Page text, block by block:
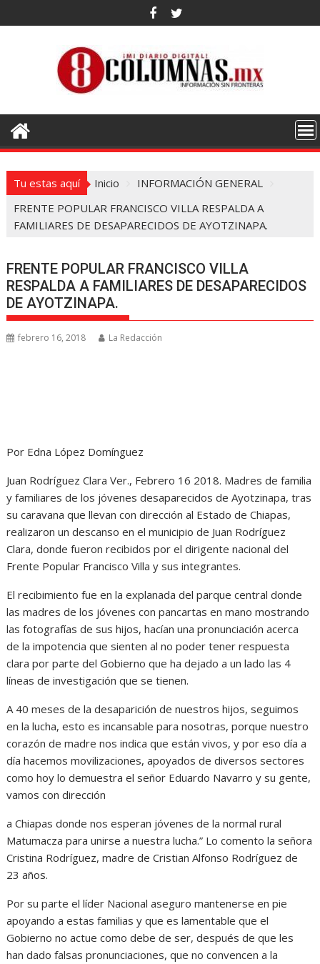
al
Tu estas aquí Inicio
INFORMACIÓN GENERAL
FRENTE POPULAR FRANCISCO VILLA RESPALDA A
FAMILIARES DE DESAPARECIDOS DE AYOTZINAPA.
FRENTE POPULAR FRANCISCO VILLA
RESPALDA A FAMILIARES DE DESAPARECIDOS
DE AYOTZINAPA.
febrero 16, 2018 La Redacción
Por Edna López Domínguez
Juan Rodríguez Clara Ver., Febrero 16 2018. Madres de familia
y familiares de los jóvenes desaparecidos de Ayotzinapa, tras
su caravana que llevan con dirección al Estado de Chiapas,
realizaron un descanso en el municipio de Juan Rodríguez
Clara, donde fueron recibidos por el dirigente nacional del
Frente Popular Francisco Villa y sus integrantes.
El recibimiento fue en la explanada del parque central donde
las madres de los jóvenes con pancartas en mano mostrando
las fotografías de sus hijos, hacían una pronunciación acerca
de la impotencia que sienten al no poder tener respuesta
clara por parte del Gobierno que ha dejado a un lado las 4
líneas de investigación que se tienen.
A 40 meses de la desaparición de nuestros hijos, seguimos
en la lucha, esto es incansable para nosotras, porque nuestro
corazón de madre nos indica que están vivos, y por eso día a
día hacemos movilizaciones, apoyados de diversos sectores
como hoy lo demuestra el señor Eduardo Navarro y su gente,
vamos con dirección
a Chiapas donde nos esperan jóvenes de la normal rural
Matumacza para unirse a nuestra lucha.” Lo comento la señora
Cristina Rodríguez, madre de Cristian Alfonso Rodríguez de
23 años.
Por su parte el líder Nacional aseguro mantenerse en pie
apoyando a estas familias y que es lamentable que el
Gobierno no actue como debe de ser, después de que les
han dado falsas pronunciaciones, que no convencen a la